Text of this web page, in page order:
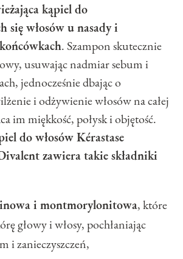
kąpiel do
się włosów u nasady i
. Szampon skutecznie
usuwając nadmiar sebum i
jednocześnie dbając o
i odżywienie włosów na całej
im miękkość, połysk i objętość.
do włosów Kérastase
zawiera takie składniki
i montmorylonitowa, które
głowy i włosy, pochłaniając
i zanieczyszczeń,